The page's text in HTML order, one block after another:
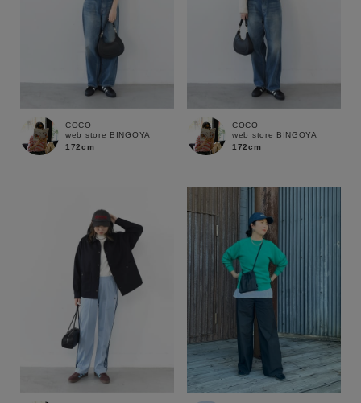
通常商品 予約商品
セール価格 WEB限定
在庫あり 在庫なし含む
COCO
web store BINGOYA
172cm
COCO
web store BINGOYA
172cm